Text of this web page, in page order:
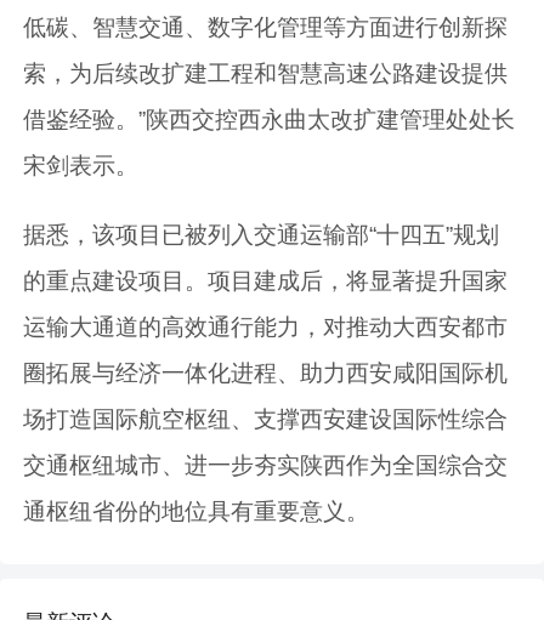
低碳、智慧交通、数字化管理等方面进行创新探
索，为后续改扩建工程和智慧高速公路建设提供
借鉴经验。”陕西交控西永曲太改扩建管理处处长
宋剑表示。
据悉，该项目已被列入交通运输部“十四五”规划
的重点建设项目。项目建成后，将显著提升国家
运输大通道的高效通行能力，对推动大西安都市
圈拓展与经济一体化进程、助力西安咸阳国际机
场打造国际航空枢纽、支撑西安建设国际性综合
交通枢纽城市、进一步夯实陕西作为全国综合交
通枢纽省份的地位具有重要意义。